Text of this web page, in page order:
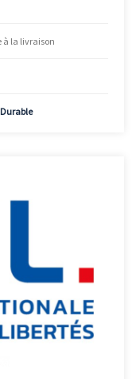
à la livraison